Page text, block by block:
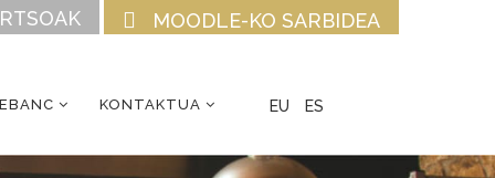
MOODLE-KO SARBIDEA
KONTAKTUA EU ES